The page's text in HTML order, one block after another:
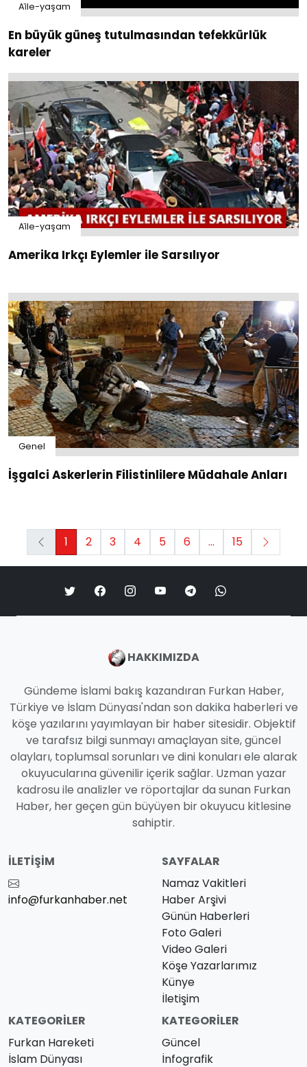
Ai̇le-yaşam
En büyük güneş tutulmasından tefekkürlük
kareler
Ai̇le-yaşam
Amerika Irkçı Eylemler ile Sarsılıyor
Genel
İşgalci Askerlerin Filistinlilere Müdahale Anları
1 2 3 4 5 6 ... 15
HAKKIMIZDA
Gündeme İslami bakış kazandıran Furkan Haber,
Türkiye ve İslam Dünyası'ndan son dakika haberleri ve
köşe yazılarını yayımlayan bir haber sitesidir. Objektif
ve tarafsız bilgi sunmayı amaçlayan site, güncel
olayları, toplumsal sorunları ve dini konuları ele alarak
okuyucularına güvenilir içerik sağlar. Uzman yazar
kadrosu ile analizler ve röportajlar da sunan Furkan
Haber, her geçen gün büyüyen bir okuyucu kitlesine
sahiptir.
İLETIŞIM
info@furkanhaber.net
SAYFALAR
Namaz Vakitleri
Haber Arşivi
Günün Haberleri
Foto Galeri
Video Galeri
Köşe Yazarlarımız
Künye
İletişim
KATEGORILER
Furkan Hareketi
İslam Dünyası
KATEGORILER
Güncel
İnfografik